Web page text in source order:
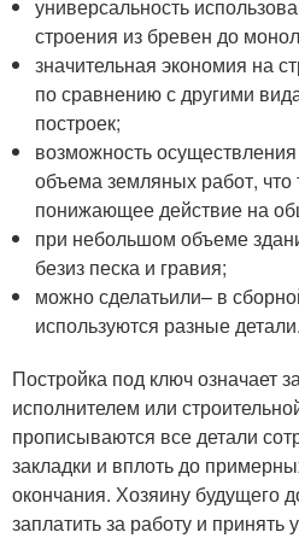
универсальность
строения из бревен до
значительная экономия на
по сравнению с другими
построек;
возможность
объема земляных работ, что
понижающее действие на
при небольшом объеме
безиз песка и гравия;
можно сделатьили– в
используются разные детали.
Постройка под ключ означает
исполнителем или
прописываются все детали
закладки и вплоть до
окончания. Хозяину будущего
заплатить за работу и принять